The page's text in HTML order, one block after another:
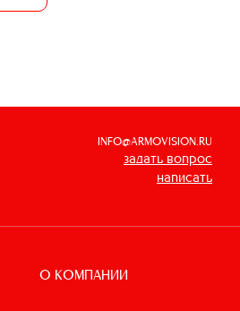
INFO@ARMOVISION.RU
задать вопрос
написать
О КОМПАНИИ